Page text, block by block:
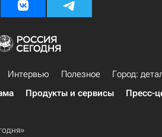
Интервью Полезное
Город:
Продукты и сервисы Пресс-